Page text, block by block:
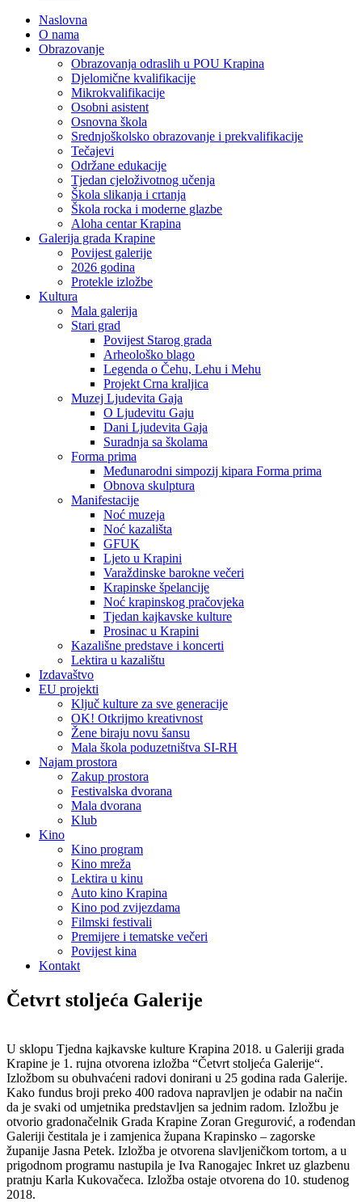
Naslovna
O nama
Obrazovanje
Obrazovanja odraslih u POU Krapina
Djelomične kvalifikacije
Mikrokvalifikacije
Osobni asistent
Osnovna škola
Srednjoškolsko obrazovanje i prekvalifikacije
Tečajevi
Održane edukacije
Tjedan cjeloživotnog učenja
Škola slikanja i crtanja
Škola rocka i moderne glazbe
Aloha centar Krapina
Galerija grada Krapine
Povijest galerije
2026 godina
Protekle izložbe
Kultura
Mala galerija
Stari grad
Povijest Starog grada
Arheološko blago
Legenda o Čehu, Lehu i Mehu
Projekt Crna kraljica
Muzej Ljudevita Gaja
O Ljudevitu Gaju
Dani Ljudevita Gaja
Suradnja sa školama
Forma prima
Međunarodni simpozij kipara Forma prima
Obnova skulptura
Manifestacije
Noć muzeja
Noć kazališta
GFUK
Ljeto u Krapini
Varaždinske barokne večeri
Krapinske špelancije
Noć krapinskog pračovjeka
Tjedan kajkavske kulture
Prosinac u Krapini
Kazališne predstave i koncerti
Lektira u kazalištu
Izdavaštvo
EU projekti
Ključ kulture za sve generacije
OK! Otkrijmo kreativnost
Žene biraju novu šansu
Mala škola poduzetništva SI-RH
Najam prostora
Zakup prostora
Festivalska dvorana
Mala dvorana
Klub
Kino
Kino program
Kino mreža
Lektira u kinu
Auto kino Krapina
Kino pod zvijezdama
Filmski festivali
Premijere i tematske večeri
Povijest kina
Kontakt
Četvrt stoljeća Galerije
U sklopu Tjedna kajkavske kulture Krapina 2018. u Galeriji grada
Krapine je 1. rujna otvorena izložba “Četvrt stoljeća Galerije“.
Izložbom su obuhvaćeni radovi donirani u 25 godina rada Galerije.
Kako fundus broji preko 400 radova napravljen je odabir na način
da je svaki od umjetnika predstavljen sa jednim radom. Izložbu je
otvorio gradonačelnik Grada Krapine Zoran Gregurović, a rođendan
Galeriji čestitala je i zamjenica župana Krapinsko – zagorske
županije Jasna Petek. Izložba je otvorena slavljeničkom tortom, a u
prigodnom programu nastupila je Iva Ranogajec Inkret uz glazbenu
pratnju Karla Kukovačeca. Izložba ostaje otvorena do 10. studenog
2018.